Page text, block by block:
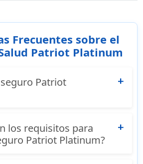
Frecuentes sobre el
Patriot Platinum
Patriot
que ofrece cobertura integral
temporal de primera clase
los requisitos para
Patriot Platinum?